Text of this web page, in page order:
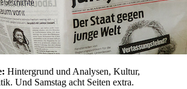
Hintergrund und Analysen, Kultur,
Und Samstag acht Seiten extra.